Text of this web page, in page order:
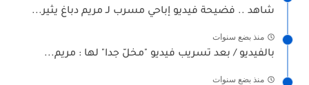
شاهد .. فضيحة فيديو إباحي مسرب لـ مريم دباغ يثير...
منذ بضع سنوات
بالفيديو / بعد تسريب فيديو "مخلّ جدا" لها : مريم...
منذ بضع سنوات